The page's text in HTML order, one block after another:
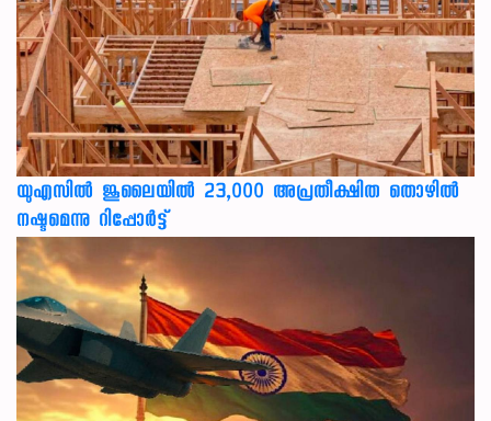
യുഎസില്‍ ജൂലൈയില്‍ 23,000 അപ്രതീക്ഷിത തൊഴില്‍
നഷ്ടമെന്നു റിപ്പോര്‍ട്ട്